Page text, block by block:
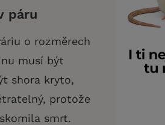
páru
o rozměrech
musí být
shora kryto,
protože
smrt.